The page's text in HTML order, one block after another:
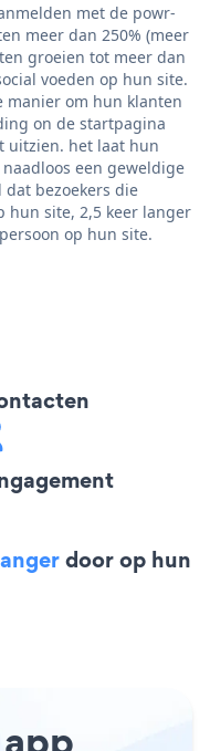
met de powr-
meer dan 250% (meer
groeien tot meer dan
voeden op hun site.
manier om hun klanten
on de startpagina
uitzien. het laat hun
een geweldige
bezoekers die
hun site, 2,5 keer langer
op hun site.
door op hun